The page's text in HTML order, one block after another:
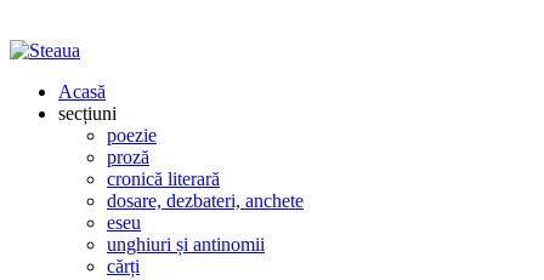
Acasă
secțiuni
poezie
proză
cronică literară
dosare, dezbateri, anchete
eseu
unghiuri și antinomii
cărți